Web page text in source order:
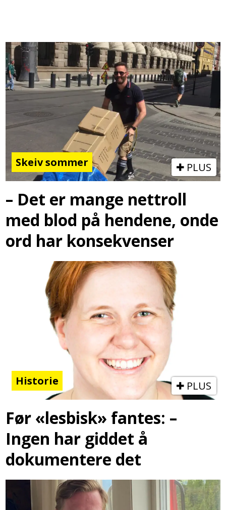
Skeiv sommer PLUS
– Det er mange nettroll
med blod på hendene, onde
ord har konsekvenser
Historie PLUS
Før «lesbisk» fantes: –
Ingen har giddet å
dokumentere det